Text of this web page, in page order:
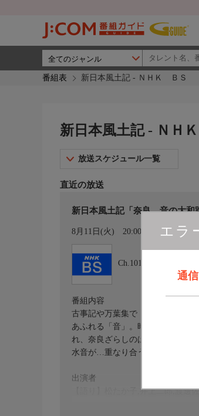
番組表 新日本風土記 - ＮＨＫ ＢＳ
エラ
通
新日本風土記 - ＮＨ
放送スケジュール一覧
直近の放送
新日本風土記「奈良 音の大和
8月11日(火) 20:00〜21:00
Ch.101
番組内容
古事記や万葉集で「まほろば」=“
あふれる「音」。時を告げる寺の
れ、奈良ざらしのはた織りの音が
水音が…重なり合う豊かな音のシ
出演者
【語り】松たか子,井上二郎,渡邊